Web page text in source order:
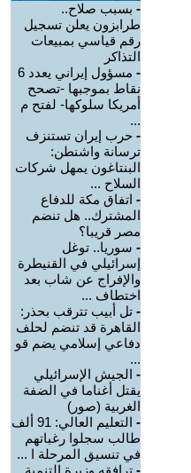
- بسبب صلاح..
طرابزون يعلن تسجيل
رقم قياسي بمبيعات
التذاكر
-
مسؤول إيراني يعدد 6
نقاط بموجبها -تصحح
أمريكا سلوكها- لفتح م
...
- حرب إيران تستنزف
ترسانة واشنطن:
البنتاغون يمهل شركات
السلاح ...
- اتفاق مكة للدفاع
المشترك.. هل تنضم
مصر قريبا؟
- سوريا.. توغل
إسرائيلي في القنيطرة
والإفراج عن شاب بعد
اختطاف ...
- تل أبيب تترقب بحذر:
القاهرة قد تنضم لحلف
دفاعي إسلامي يضم قو
...
- الجيش الإسرائيلي
يقتل أغناما في الضفة
الغربية (صور)
-
التعليم العالي: 91 ألف
طالب سجلوا رغباتهم
في تنسيق المرحلة ا ...
- ترافقه وزيرة التنمية